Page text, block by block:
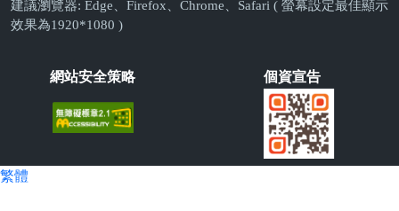
建議瀏覽器: Edge、Firefox、Chrome、Safari ( 螢幕設定最佳顯示
效果為1920*1080 )
網站安全策略 個資宣告
繁體